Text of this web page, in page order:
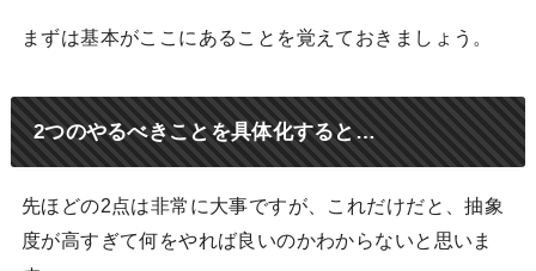
まずは基本がここにあることを覚えておきましょう。
2つのやるべきことを具体化すると…
先ほどの2点は非常に大事ですが、これだけだと、抽象
度が高すぎて何をやれば良いのかわからないと思いま